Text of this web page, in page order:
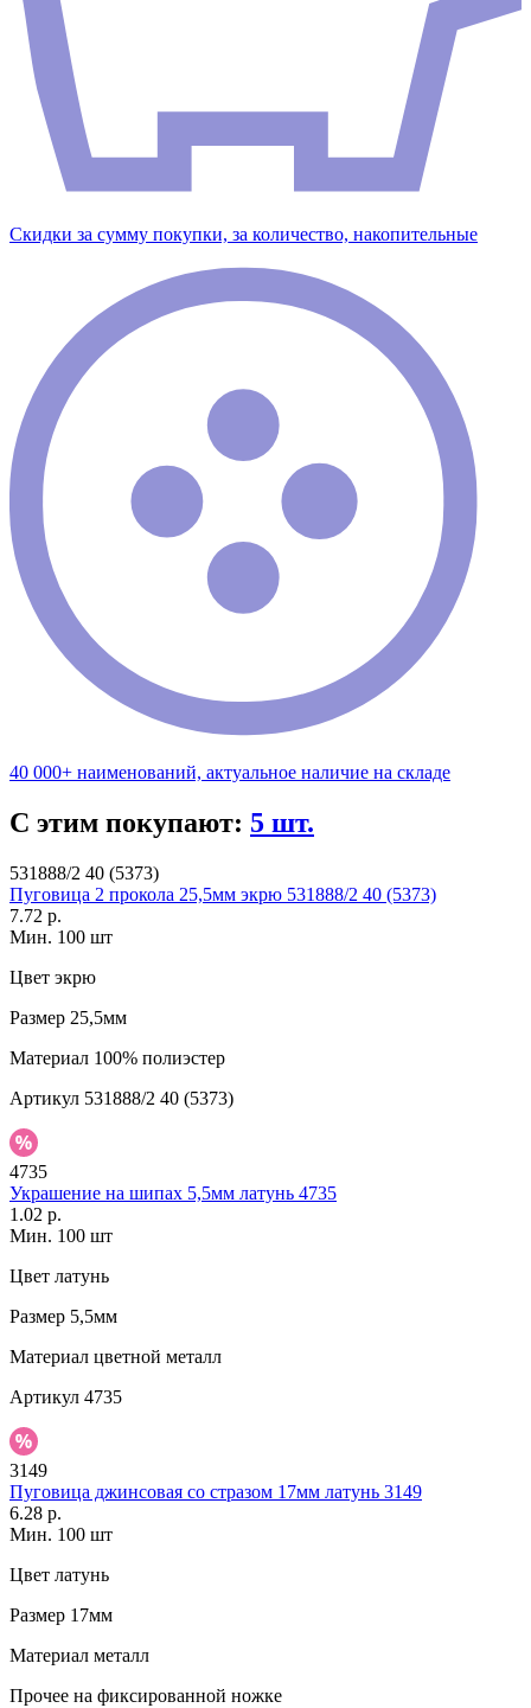
Скидки за сумму покупки, за количество, накопительные
40 000+ наименований, актуальное наличие на складе
С этим покупают: 5 шт.
531888/2 40 (5373)
Пуговица 2 прокола 25,5мм экрю 531888/2 40 (5373)
7.72 р.
Мин. 100 шт
Цвет экрю
Размер 25,5мм
Материал 100% полиэстер
Артикул 531888/2 40 (5373)
4735
Украшение на шипах 5,5мм латунь 4735
1.02 р.
Мин. 100 шт
Цвет латунь
Размер 5,5мм
Материал цветной металл
Артикул 4735
3149
Пуговица джинсовая со стразом 17мм латунь 3149
6.28 р.
Мин. 100 шт
Цвет латунь
Размер 17мм
Материал металл
Прочее на фиксированной ножке